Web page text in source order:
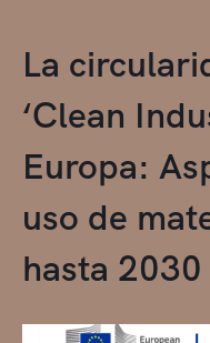
La
‘Clean
Europa:
uso de
hasta 2030